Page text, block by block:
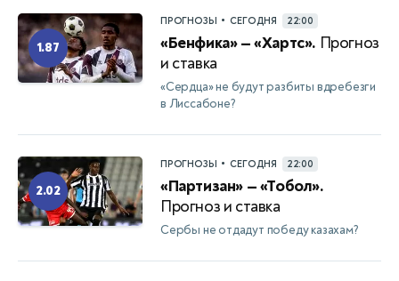
1.87
ПРОГНОЗЫ • СЕГОДНЯ 22:00
«Бенфика» — «Хартс». Прогноз
и ставка
«Сердца» не будут разбиты вдребезги
в Лиссабоне?
2.02
ПРОГНОЗЫ • СЕГОДНЯ 22:00
«Партизан» — «Тобол».
Прогноз и ставка
Сербы не отдадут победу казахам?